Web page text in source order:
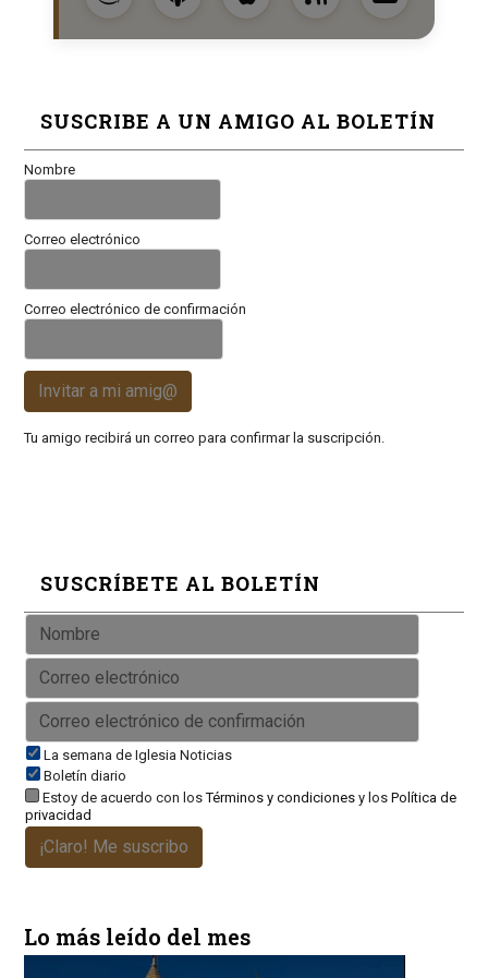
SUSCRIBE A UN AMIGO AL BOLETÍN
Nombre
Correo electrónico
Correo electrónico de confirmación
Invitar a mi amig@
Tu amigo recibirá un correo para confirmar la suscripción.
SUSCRÍBETE AL BOLETÍN
La semana de Iglesia Noticias
Boletín diario
Estoy de acuerdo con losTérminos y condicionesy los Política de
privacidad
¡Claro! Me suscribo
Lo más leído del mes